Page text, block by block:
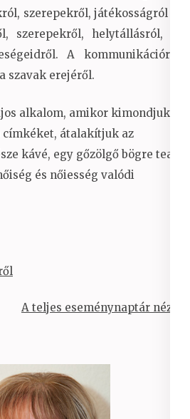
szerepekről, játékosságról és
szerepekről, helytállásról, az
A kommunikációról,
szavak erejéről.
alkalom, amikor kimondjuk a
címkéket, átalakítjuk az
kávé, egy gőzölgő bögre tea
és nőiesség valódi
A teljes eseménynaptár nézet